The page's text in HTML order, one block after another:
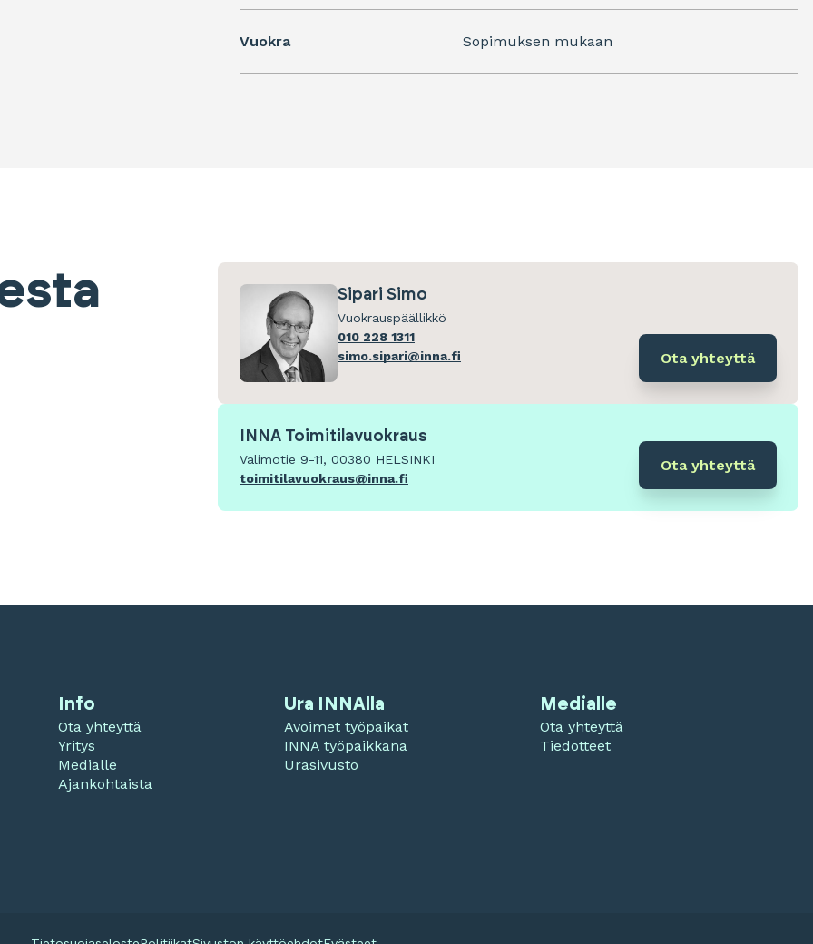
Vuokra Sopimuksen mukaan
Sipari Simo
Vuokrauspäällikkö
010 228 1311
simo.sipari@inna.fi
Ota yhteyttä
INNA Toimitilavuokraus
Valimotie 9-11, 00380 HELSINKI
toimitilavuokraus@inna.fi
Ota yhteyttä
Info
Ota yhteyttä
Yritys
Medialle
Ajankohtaista
Ura INNAlla
Avoimet työpaikat
INNA työpaikkana
Urasivusto
Medialle
Ota yhteyttä
Tiedotteet